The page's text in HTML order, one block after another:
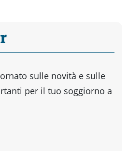
sulle novità e sulle
per il tuo soggiorno a